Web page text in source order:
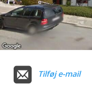
Tilføj e-mail